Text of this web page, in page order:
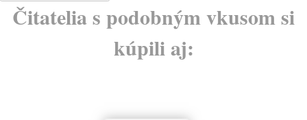
Čitatelia s podobným vkusom si
kúpili aj: